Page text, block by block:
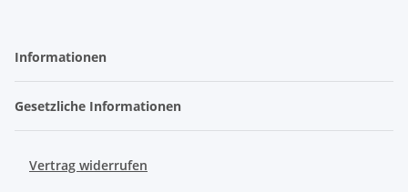
Informationen
Gesetzliche Informationen
Vertrag widerrufen